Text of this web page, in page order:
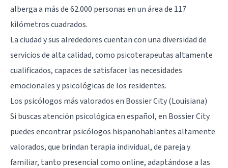
alberga a más de 62.000 personas en un área de 117
kilómetros cuadrados.
La ciudad y sus alrededores cuentan con una diversidad de
servicios de alta calidad, como psicoterapeutas altamente
cualificados, capaces de satisfacer las necesidades
emocionales y psicológicas de los residentes.
Los psicólogos más valorados en Bossier City (Louisiana)
Si buscas atención psicológica en español, en Bossier City
puedes encontrar psicólogos hispanohablantes altamente
valorados, que brindan terapia individual, de pareja y
familiar, tanto presencial como online, adaptándose a las